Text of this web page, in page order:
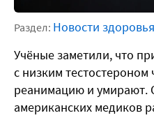
Раздел: Новости здоровья
Учёные заметили, что
с низким
реанимацию и умирают.
американских медиков